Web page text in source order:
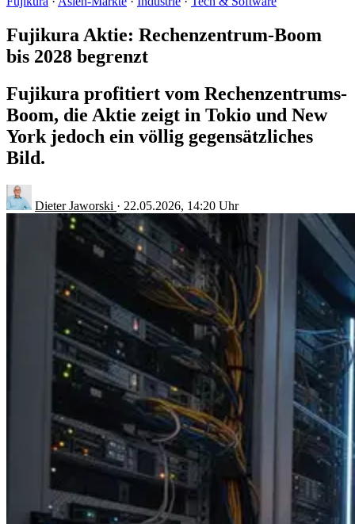
Fujikura Aktie: Rechenzentrum-Boom
bis 2028 begrenzt
Fujikura profitiert vom Rechenzentrums-
Boom, die Aktie zeigt in Tokio und New
York jedoch ein völlig gegensätzliches
Bild.
Dieter Jaworski · 22.05.2026, 14:20 Uhr